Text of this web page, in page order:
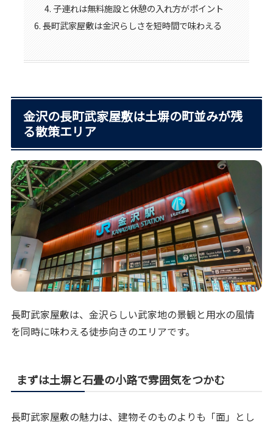
子連れは無料施設と休憩の入れ方がポイント
長町武家屋敷は金沢らしさを短時間で味わえる
金沢の長町武家屋敷は土塀の町並みが残
る散策エリア
長町武家屋敷は、金沢らしい武家地の景観と用水の風情
を同時に味わえる徒歩向きのエリアです。
まずは土塀と石畳の小路で雰囲気をつかむ
長町武家屋敷の魅力は、建物そのものよりも「面」とし